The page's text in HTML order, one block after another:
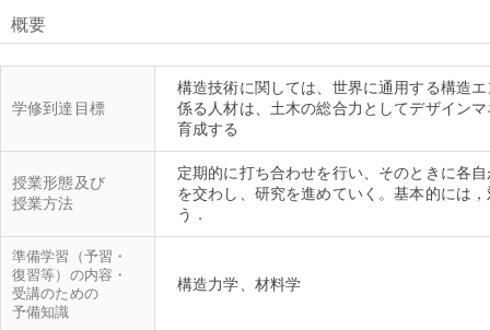
概要
学修到達目標
構造技術に関しては、世界に通用する構造
係る人材は、土木の総合力としてデザイン
授業形態及び
授業方法
定期的に打ち合わせを行い、そのときに各
を交わし、研究を進めていく。基本的には
準備学習（予習・
復習等）の内容・
受講のための
予備知識